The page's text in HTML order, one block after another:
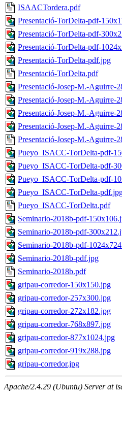
ISAACTordera.pdf
Presentació-TorDelta-pdf-
Presentació-TorDelta-pdf-
Presentació-TorDelta-pdf-
Presentació-TorDelta-pdf.jpg
Presentació-TorDelta.pdf
Presentació-Josep-M.-Aguirre-
Presentació-Josep-M.-Aguirre-
Presentació-Josep-M.-Aguirre-
Presentació-Josep-M.-Aguirre-
Presentació-Josep-M.-Aguirre-
Pueyo_ISACC-TorDelta-pdf-
Pueyo_ISACC-TorDelta-pdf-
Pueyo_ISACC-TorDelta-pdf-
Pueyo_ISACC-TorDelta-
Pueyo_ISACC-TorDelta.pdf
Seminario-2018b-pdf-
Seminario-2018b-pdf-
Seminario-2018b-pdf-
Seminario-2018b-pdf.jpg
Seminario-2018b.pdf
gripau-corredor-150x150.jpg
gripau-corredor-257x300.jpg
gripau-corredor-272x182.jpg
gripau-corredor-768x897.jpg
gripau-corredor-877x1024.jpg
gripau-corredor-919x288.jpg
gripau-corredor.jpg
Apache/2.4.29 (Ubuntu) Server at